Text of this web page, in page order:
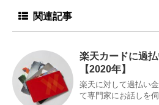
関連記事
楽天カードに過
【2020年】
楽天に対して過払い
て専門家にお話しを